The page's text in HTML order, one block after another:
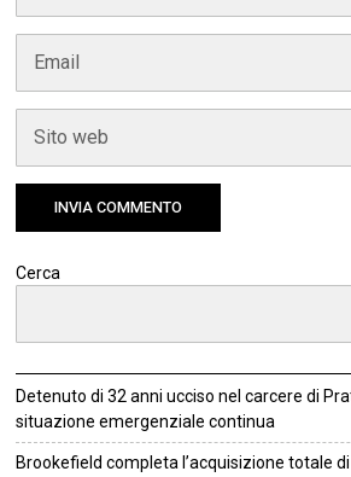
Cerca
Detenuto di 32 anni ucciso nel carcere di
situazione emergenziale continua
Brookefield completa l’acquisizione totale